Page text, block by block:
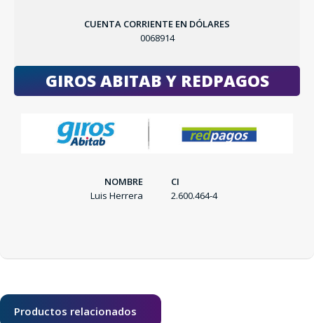
CUENTA CORRIENTE EN DÓLARES
0068914
GIROS ABITAB Y REDPAGOS
NOMBRE
Luis Herrera
CI
2.600.464-4
Productos relacionados
SEGUÍ COMPRANDO